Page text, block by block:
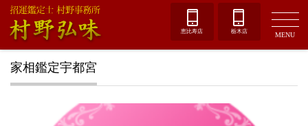
恵比寿店 栃木店 MENU
家相鑑定宇都宮